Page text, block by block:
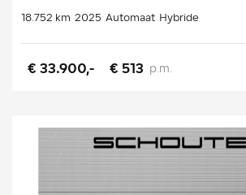
18.752 km 2025 Automaat Hybride
€ 33.900,- € 513 p.m.